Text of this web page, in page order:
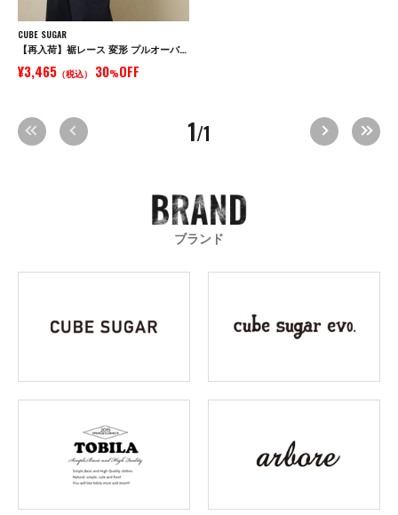
CUBE SUGAR
【再入荷】裾レース 変形 プルオーバー Tシャツ
¥3,465 （税込） 30%OFF
1/1
ブランド